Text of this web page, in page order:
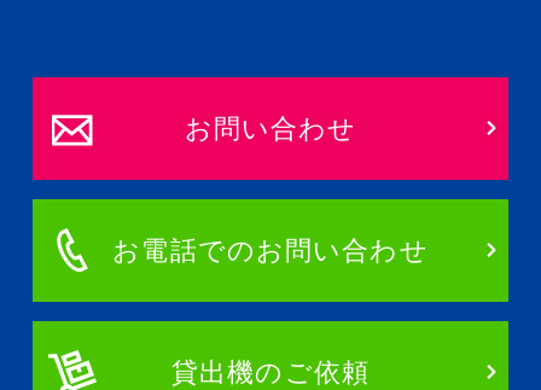
お問い合わせ
お電話でのお問い合わせ
貸出機のご依頼